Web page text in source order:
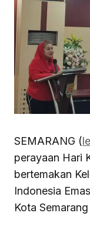
SEMARANG (
perayaan Hari
bertemakan
Indonesia
Kota